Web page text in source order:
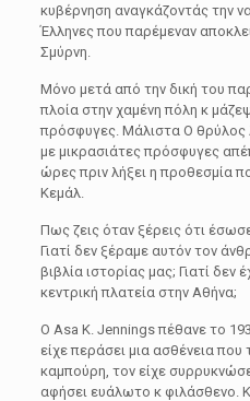
κυβέρνηση αναγκάζοντάς την
Έλληνες που παρέμεναν
Σμύρνη.
Μόνο μετά από την δική του
πλοία στην χαμένη πόλη κ
πρόσφυγες. Μάλιστα Ο θρύλος
με μικρασιάτες πρόσφυγες
ώρες πριν λήξει η προθεσμία
Κεμάλ.
Πως ζεις όταν ξέρεις ότι
Γιατί δεν ξέραμε αυτόν τον
βιβλία ιστορίας μας; Γιατί δεν
κεντρική πλατεία στην Αθήνα;
Ο Asa K. Jennings πέθανε το
είχε περάσει μια ασθένεια που
καμπούρη, τον είχε
αφήσει ευάλωτο κ φιλάσθενο.